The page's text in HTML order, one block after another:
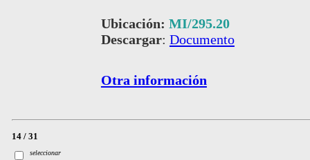
Ubicación: MI/295.20
Descargar: Documento
Otra información
14 / 31
seleccionar